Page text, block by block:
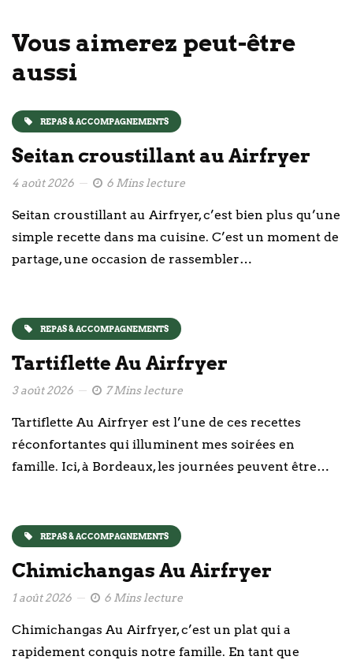
Vous aimerez peut-être
aussi
REPAS & ACCOMPAGNEMENTS
Seitan croustillant au Airfryer
4 août 2026 6 Mins lecture
Seitan croustillant au Airfryer, c’est bien plus qu’une
simple recette dans ma cuisine. C’est un moment de
partage, une occasion de rassembler…
REPAS & ACCOMPAGNEMENTS
Tartiflette Au Airfryer
3 août 2026 7 Mins lecture
Tartiflette Au Airfryer est l’une de ces recettes
réconfortantes qui illuminent mes soirées en
famille. Ici, à Bordeaux, les journées peuvent être…
REPAS & ACCOMPAGNEMENTS
Chimichangas Au Airfryer
1 août 2026 6 Mins lecture
Chimichangas Au Airfryer, c’est un plat qui a
rapidement conquis notre famille. En tant que